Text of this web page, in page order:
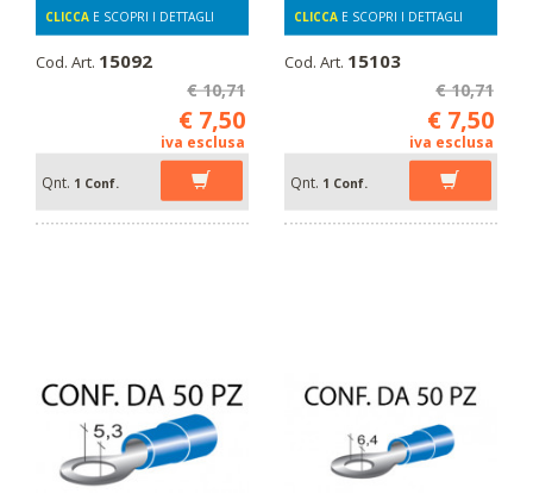
CLICCA E SCOPRI I DETTAGLI
Cod. Art. 15092
€ 10,71
€ 7,50
iva esclusa
Qnt. 1 Conf.
CLICCA E SCOPRI I DETTAGLI
Cod. Art. 15103
€ 10,71
€ 7,50
iva esclusa
Qnt. 1 Conf.